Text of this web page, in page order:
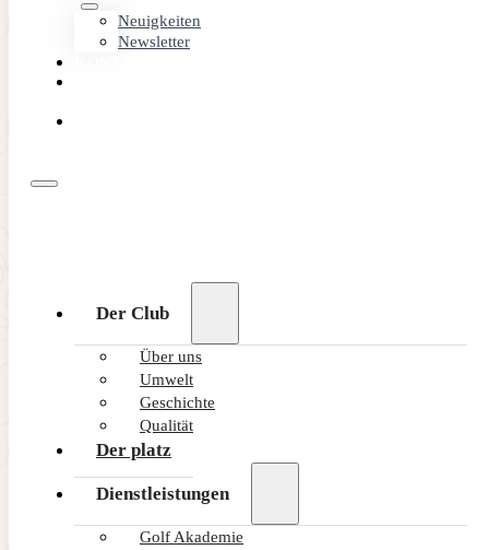
Neuigkeiten
Newsletter
Der Club
Über uns
Umwelt
Geschichte
Qualität
Der platz
Dienstleistungen
Golf Akademie